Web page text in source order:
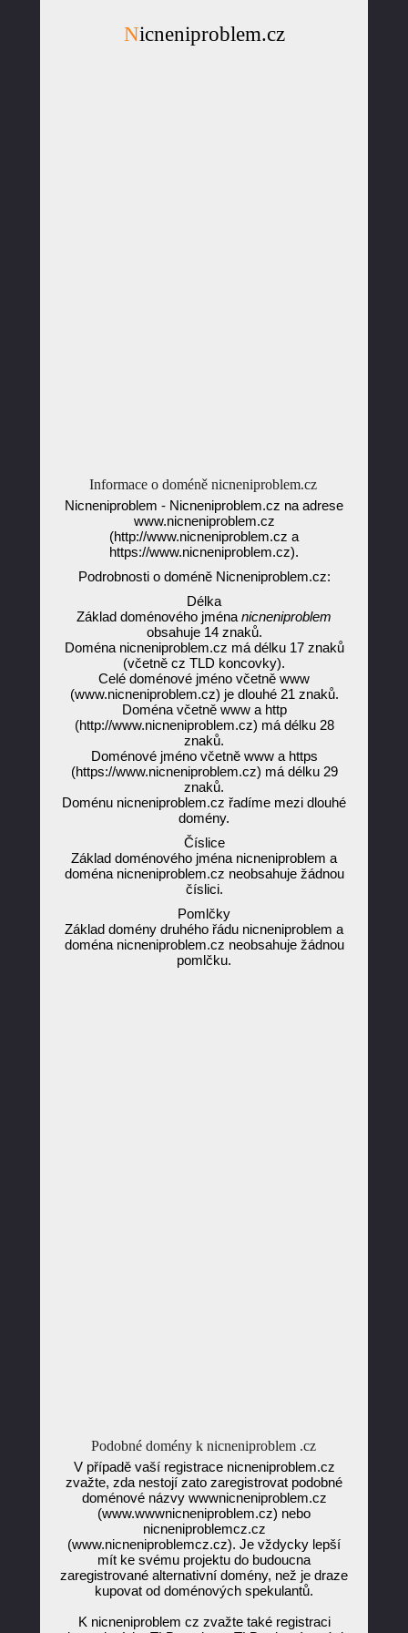
Nicneniproblem.cz
Informace o doméně nicneniproblem.cz
Nicneniproblem - Nicneniproblem.cz na adrese
www.nicneniproblem.cz
(http://www.nicneniproblem.cz a
https://www.nicneniproblem.cz).
Podrobnosti o doméně Nicneniproblem.cz:
Délka
Základ doménového jména nicneniproblem
obsahuje 14 znaků.
Doména nicneniproblem.cz má délku 17 znaků
(včetně cz TLD koncovky).
Celé doménové jméno včetně www
(www.nicneniproblem.cz) je dlouhé 21 znaků.
Doména včetně www a http
(http://www.nicneniproblem.cz) má délku 28
znaků.
Doménové jméno včetně www a https
(https://www.nicneniproblem.cz) má délku 29
znaků.
Doménu nicneniproblem.cz řadíme mezi dlouhé
domény.
Číslice
Základ doménového jména nicneniproblem a
doména nicneniproblem.cz neobsahuje žádnou
číslici.
Pomlčky
Základ domény druhého řádu nicneniproblem a
doména nicneniproblem.cz neobsahuje žádnou
pomlčku.
Podobné domény k nicneniproblem .cz
V případě vaší registrace nicneniproblem.cz
zvažte, zda nestojí zato zaregistrovat podobné
doménové názvy wwwnicneniproblem.cz
(www.wwwnicneniproblem.cz) nebo
nicneniproblemcz.cz
(www.nicneniproblemcz.cz). Je vždycky lepší
mít ke svému projektu do budoucna
zaregistrované alternativní domény, než je draze
kupovat od doménových spekulantů.
K nicneniproblem cz zvažte také registraci